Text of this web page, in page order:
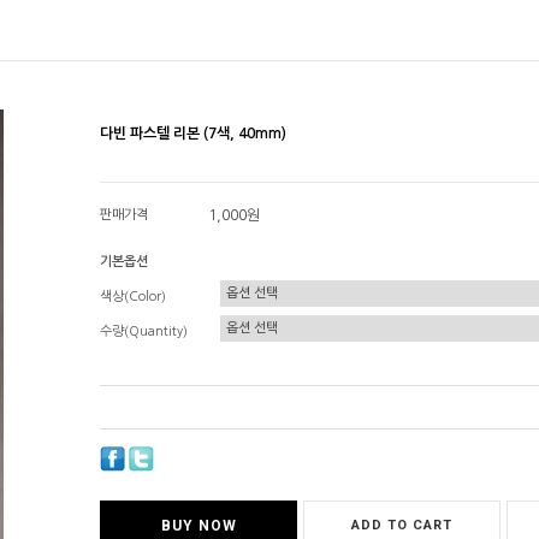
다빈 파스텔 리본 (7색, 40mm)
판매가격 1,000원
기본옵션
색상(Color)
수량(Quantity)
BUY NOW ADD TO CART